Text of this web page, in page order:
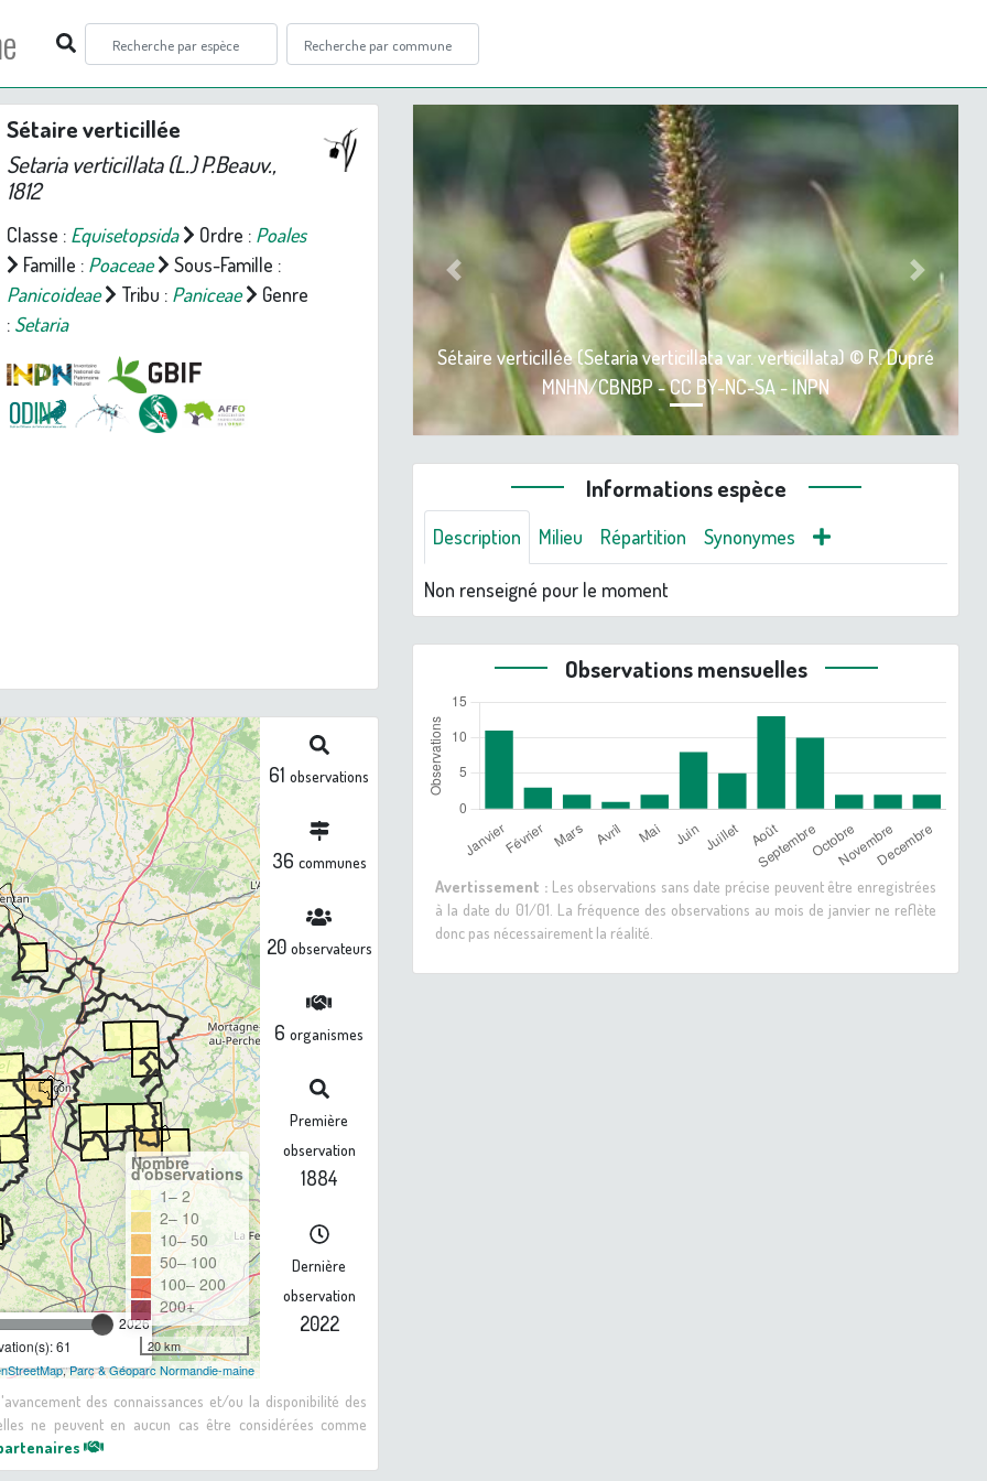
Sétaire verticillée
Setaria verticillata(L.) P.Beauv.,
1812
Classe : Equisetopsida Ordre : Poales
Famille : Poaceae
Sous-Famille :
Panicoideae
Tribu : Paniceae
Genre
: Setaria
2026
61
Nombre
d'observations
1– 2
2– 10
10– 50
50– 100
100– 200
200+
20 km
,Parc & Géoparc Normandie-maine
61 observations
36 communes
20 observateurs
6organismes
Première
observation
1884
Dernière
observation
2022
des connaissances et/ou la disponibilité des
ne peuvent en aucun cas être considérées comme
Sétaire verticillée (Setaria verticillata var. verticillata) © R. Dupré
MNHN/CBNBP - CC BY-NC-SA - INPN
Previous Next
Informations espèce
Description Milieu Répartition Synonymes
Non renseigné pour le moment
Observations mensuelles
Avertissement :Les observations sans date précise peuvent être enregistrées
à la date du 01/01. La fréquence des observations au mois de janvier ne reflète
donc pas nécessairement la réalité.